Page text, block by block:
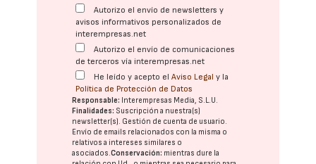
Autorizo el envío de newsletters y
avisos informativos personalizados de
interempresas.net
Autorizo el envío de comunicaciones
de terceros vía interempresas.net
He leído y acepto elAviso Legal y la
Política de Protección de Datos
Responsable: Interempresas Media, S.L.U.
Finalidades: Suscripción a nuestra(s)
newsletter(s). Gestión de cuenta de usuario.
Envío de emails relacionados con la misma o
relativos a intereses similares o
asociados.Conservación: mientras dure la